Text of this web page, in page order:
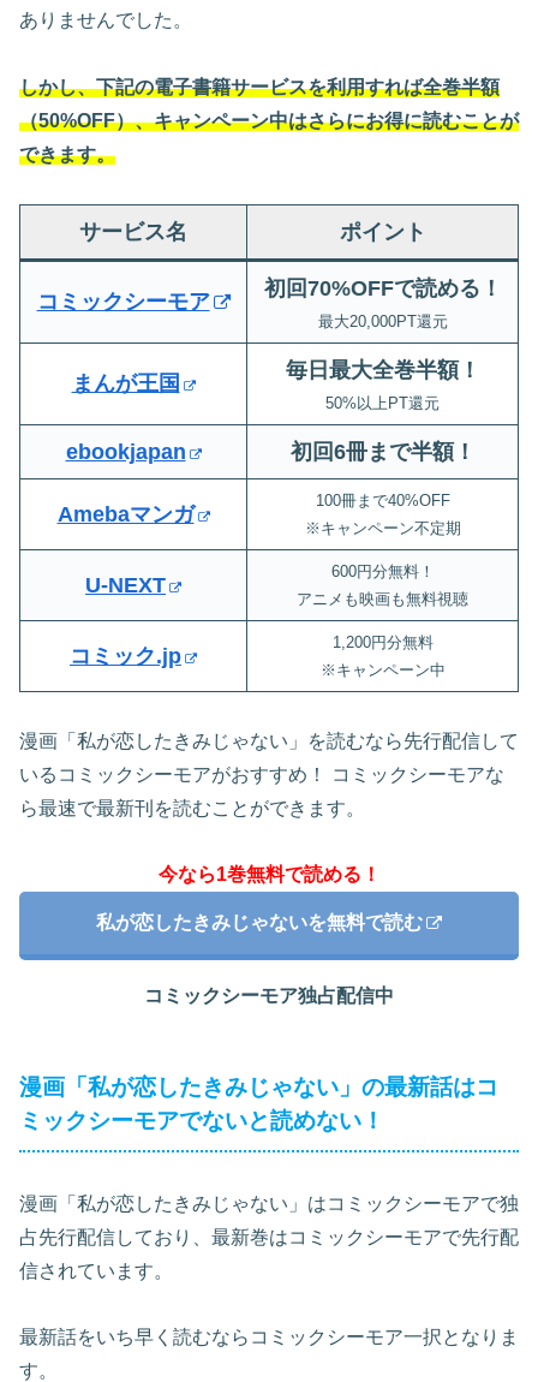
ありませんでした。
しかし、下記の電子書籍サービスを利用すれば全巻半額
（50%OFF）、キャンペーン中はさらにお得に読むことが
できます。
サービス名 ポイント
コミックシーモア
初回70%OFFで読める！
最大20,000PT還元
まんが王国
毎日最大全巻半額！
50%以上PT還元
ebookjapan 初回6冊まで半額！
Amebaマンガ
100冊まで40%OFF
※キャンペーン不定期
U-NEXT
600円分無料！
アニメも映画も無料視聴
コミック.jp
1,200円分無料
※キャンペーン中
漫画「私が恋したきみじゃない」を読むなら先行配信して
いるコミックシーモアがおすすめ！ コミックシーモアな
ら最速で最新刊を読むことができます。
今なら1巻無料で読める！
私が恋したきみじゃないを無料で読む
コミックシーモア独占配信中
漫画「私が恋したきみじゃない」の最新話はコ
ミックシーモアでないと読めない！
漫画「私が恋したきみじゃない」はコミックシーモアで独
占先行配信しており、最新巻はコミックシーモアで先行配
信されています。
最新話をいち早く読むならコミックシーモア一択となりま
す。